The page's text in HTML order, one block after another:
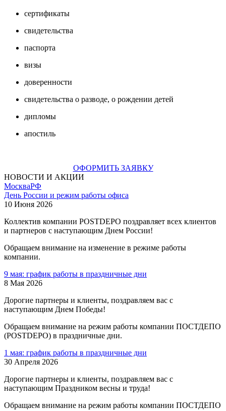
сертификаты
свидетельства
паспорта
визы
доверенности
свидетельства о разводе, о рождении детей
дипломы
апостиль
ОФОРМИТЬ ЗАЯВКУ
НОВОСТИ И АКЦИИ
МоскваРФ
День России и режим работы офиса
10 Июня 2026
Коллектив компании POSTDEPO поздравляет всех клиентов
и партнеров с наступающим Днем России!
Обращаем внимание на изменение в режиме работы
компании.
9 мая: график работы в праздничные дни
8 Мая 2026
Дорогие партнеры и клиенты, поздравляем вас с
наступающим Днем Победы!
Обращаем внимание на режим работы компании ПОСТДЕПО
(POSTDEPO) в праздничные дни.
1 мая: график работы в праздничные дни
30 Апреля 2026
Дорогие партнеры и клиенты, поздравляем вас с
наступающим Праздником весны и труда!
Обращаем внимание на режим работы компании ПОСТДЕПО